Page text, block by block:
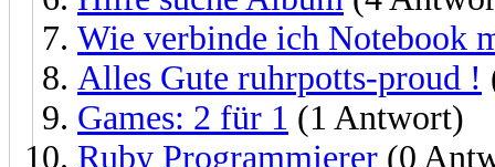
Wie verbinde ich Notebook
Alles Gute ruhrpotts-proud !
Games: 2 für 1 (1 Antwort)
Ruby Programmierer (0